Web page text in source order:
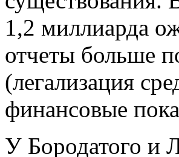
1,2 миллиарда
отчеты больше
(легализация
финансовые
У Бородатого и